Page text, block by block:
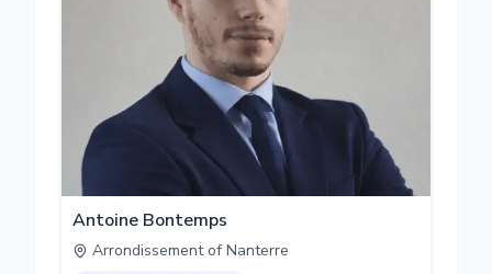
Antoine Bontemps
Arrondissement of Nanterre